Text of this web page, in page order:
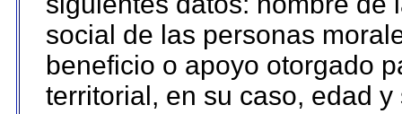
social de las personas
beneficio o apoyo otorgado
territorial, en su caso, edad